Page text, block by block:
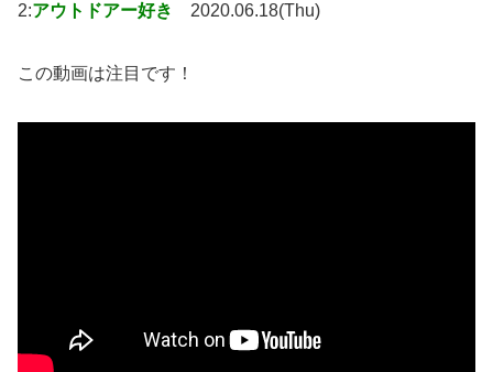
2:アウトドアー好き 2020.06.18(Thu)
この動画は注目です！